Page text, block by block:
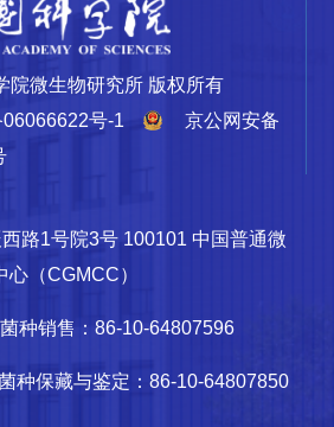
院微生物研究所 版权所有
号-1
京公网安备
路1号院3号 100101 中国普通微
（CGMCC）
菌种销售：86-10-64807596
种保藏与鉴定：86-10-64807850